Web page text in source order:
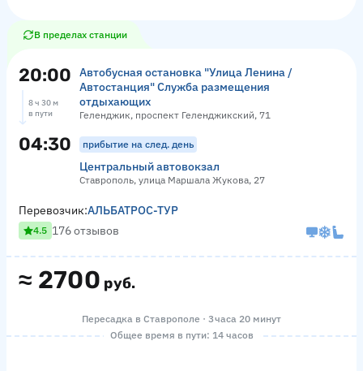
В пределах станции
20:00
Автобусная остановка "Улица Ленина /
Автостанция" Служба размещения
отдыхающих
Геленджик, проспект Геленджикский, 71
8 ч 30 м
в пути
04:30 прибытие на след. день
Центральный автовокзал
Ставрополь, улица Маршала Жукова, 27
≈ 2700 руб.
Перевозчик:АЛЬБАТРОС-ТУР
4.5 176 отзывов
Пересадка в Ставрополе · 3 часа 20 минут
Общее время в пути: 14 часов